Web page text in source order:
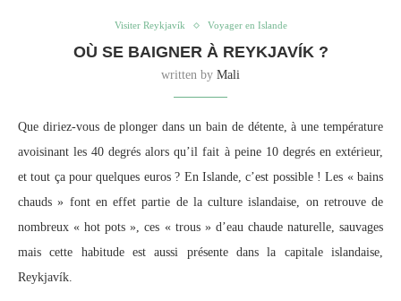
Visiter Reykjavík Voyager en Islande
OÙ SE BAIGNER À REYKJAVÍK ?
written by Mali
Que diriez-vous de plonger dans un bain de détente, à une température
avoisinant les 40 degrés alors qu’il fait à peine 10 degrés en extérieur,
et tout ça pour quelques euros ? En Islande, c’est possible ! Les « bains
chauds » font en effet partie de la culture islandaise, on retrouve de
nombreux « hot pots », ces « trous » d’eau chaude naturelle, sauvages
mais cette habitude est aussi présente dans la capitale islandaise,
Reykjavík.